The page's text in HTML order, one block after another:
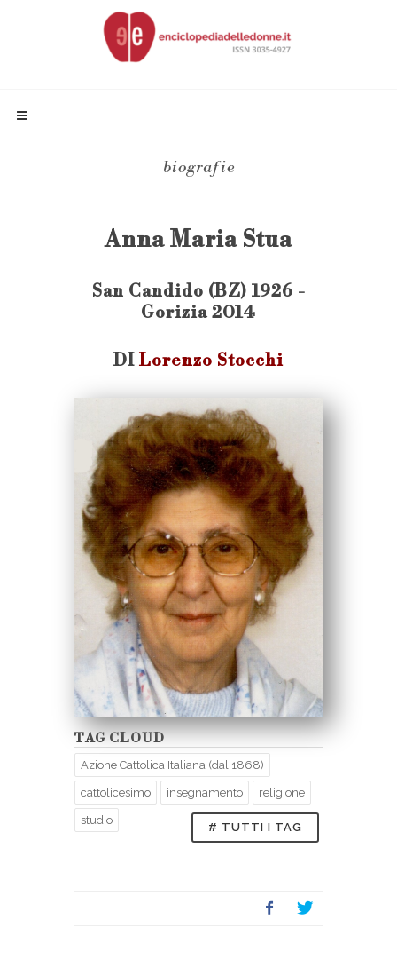
biografie
Anna Maria Stua
San Candido (BZ) 1926 -
Gorizia 2014
DI Lorenzo Stocchi
TAG CLOUD
Azione Cattolica Italiana (dal 1868)
cattolicesimo insegnamento religione
studio
# TUTTI I TAG